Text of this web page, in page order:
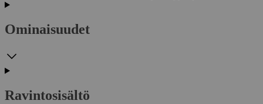
Ominaisuudet
Ravintosisältö